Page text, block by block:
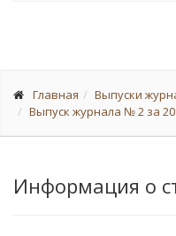
Главная
Выпуски
Выпуск журнала № 2 за
Информация о